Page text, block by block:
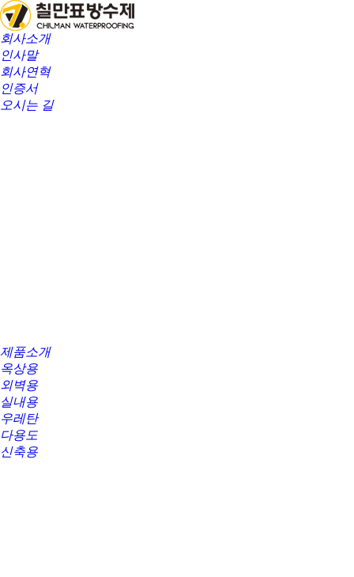
회사소개
인사말
회사연혁
인증서
오시는 길
제품소개
옥상용
외벽용
실내용
우레탄
다용도
신축용